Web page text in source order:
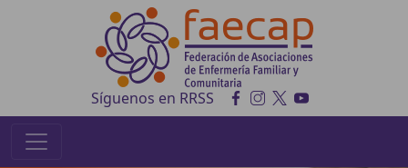
Síguenos en RRSS